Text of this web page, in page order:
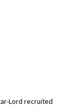
Lord recruited